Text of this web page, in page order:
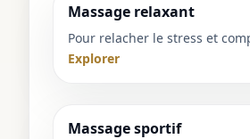
Massage relaxant
Pour relacher le stress et
Explorer
Massage sportif